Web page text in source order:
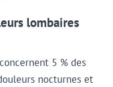
lombaires
5 % des
nocturnes et